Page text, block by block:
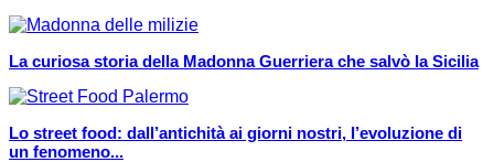
La curiosa storia della Madonna Guerriera che salvò la Sicilia
Lo street food: dall’antichità ai giorni nostri, l’evoluzione di
un fenomeno...